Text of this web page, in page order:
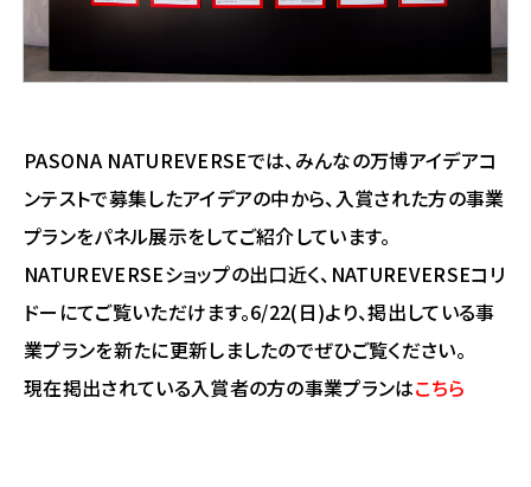
PASONA NATUREVERSEでは、みんなの万博アイデアコ
ンテストで募集したアイデアの中から、入賞された方の事業
プランをパネル展示をしてご紹介しています。
NATUREVERSEショップの出口近く、NATUREVERSEコリ
ドーにてご覧いただけます。6/22(日)より、掲出している事
業プランを新たに更新しましたのでぜひご覧ください。
現在掲出されている入賞者の方の事業プランはこちら